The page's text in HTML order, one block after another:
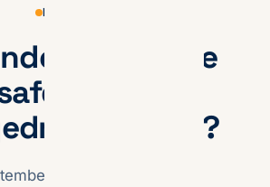
KENNIS
je je
met
sales?
2024